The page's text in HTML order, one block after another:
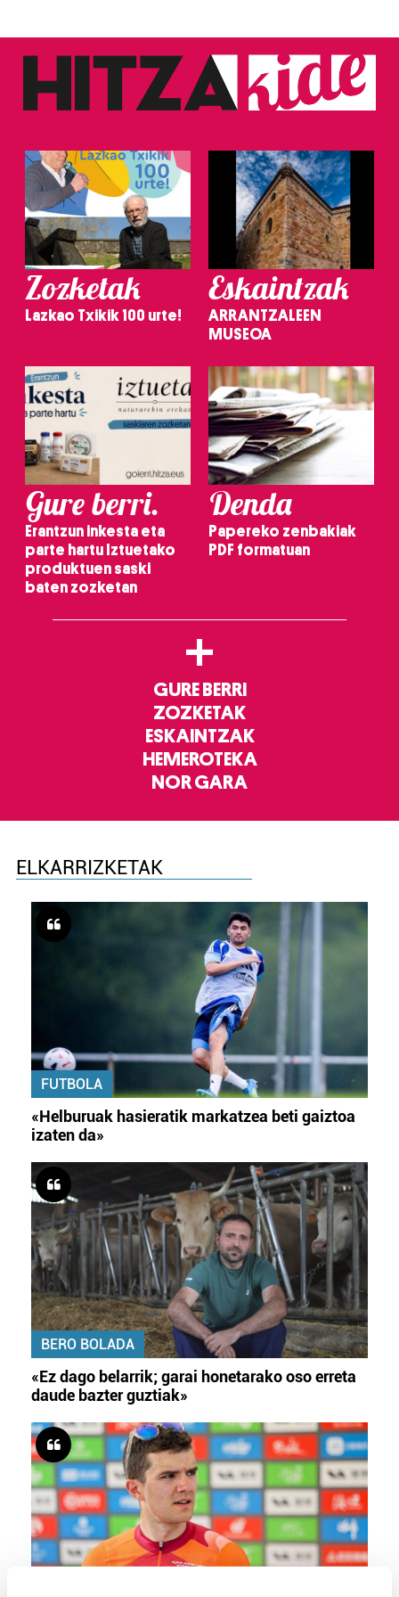
Zozketak
Lazkao Txikik 100 urte!
Eskaintzak
ARRANTZALEEN
MUSEOA
Gure berri.
Erantzun inkesta eta
parte hartu Iztuetako
produktuen saski
baten zozketan
Denda
Papereko zenbakiak
PDF formatuan
+
GURE BERRI
ZOZKETAK
ESKAINTZAK
HEMEROTEKA
NOR GARA
ELKARRIZKETAK
FUTBOLA
«Helburuak hasieratik markatzea beti gaiztoa
izaten da»
BERO BOLADA
«Ez dago belarrik; garai honetarako oso erreta
daude bazter guztiak»